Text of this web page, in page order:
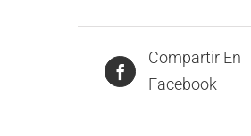
Compartir En
Facebook